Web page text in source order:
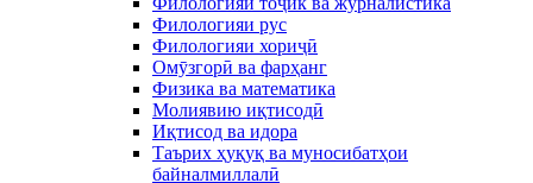
Филологияи рус
Филологияи хориҷӣ
Омӯзгорӣ ва фарҳанг
Физика ва математика
Молиявию иқтисодӣ
Иқтисод ва идора
Таърих ҳуқуқ ва муносибатҳои
байналмиллалӣ